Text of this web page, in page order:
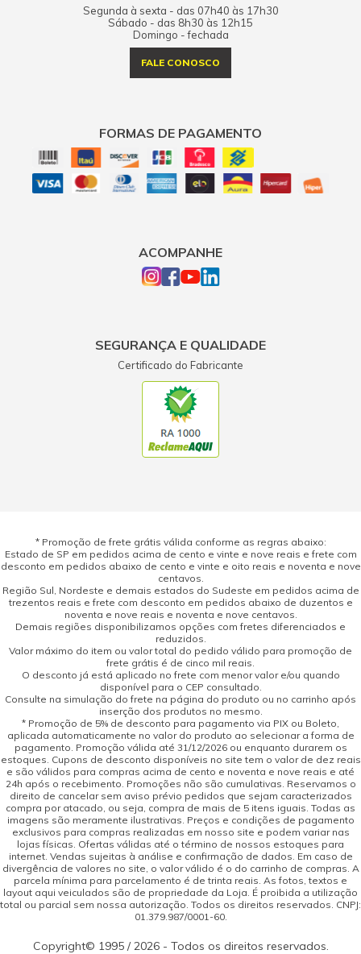
Segunda à sexta - das 07h40 às 17h30
Sábado - das 8h30 às 12h15
Domingo - fechada
FALE CONOSCO
FORMAS DE PAGAMENTO
ACOMPANHE
SEGURANÇA E QUALIDADE
Certificado do Fabricante
* Promoção de frete grátis válida conforme as regras abaixo:
Estado de SP em pedidos acima de cento e vinte e nove reais e frete com
desconto em pedidos abaixo de cento e vinte e oito reais e noventa e nove
centavos.
Região Sul, Nordeste e demais estados do Sudeste em pedidos acima de
trezentos reais e frete com desconto em pedidos abaixo de duzentos e
noventa e nove reais e noventa e nove centavos.
Demais regiões disponibilizamos opções com fretes diferenciados e
reduzidos.
Valor máximo do item ou valor total do pedido válido para promoção de
frete grátis é de cinco mil reais.
O desconto já está aplicado no frete com menor valor e/ou quando
disponível para o CEP consultado.
Consulte na simulação do frete na página do produto ou no carrinho após
inserção dos produtos no mesmo.
* Promoção de 5% de desconto para pagamento via PIX ou Boleto,
aplicada automaticamente no valor do produto ao selecionar a forma de
pagamento. Promoção válida até 31/12/2026 ou enquanto durarem os
estoques. Cupons de desconto disponíveis no site tem o valor de dez reais
e são válidos para compras acima de cento e noventa e nove reais e até
24h após o recebimento. Promoções não são cumulativas. Reservamos o
direito de cancelar sem aviso prévio pedidos que sejam caracterizados
compra por atacado, ou seja, compra de mais de 5 itens iguais. Todas as
imagens são meramente ilustrativas. Preços e condições de pagamento
exclusivos para compras realizadas em nosso site e podem variar nas
lojas físicas. Ofertas válidas até o término de nossos estoques para
internet. Vendas sujeitas à análise e confirmação de dados. Em caso de
divergência de valores no site, o valor válido é o do carrinho de compras. A
parcela mínima para parcelamento é de trinta reais. As fotos, textos e
layout aqui veiculados são de propriedade da Loja. É proibida a utilização
total ou parcial sem nossa autorização. Todos os direitos reservados. CNPJ:
01.379.987/0001-60.
Copyright© 1995 / 2026 - Todos os direitos reservados.